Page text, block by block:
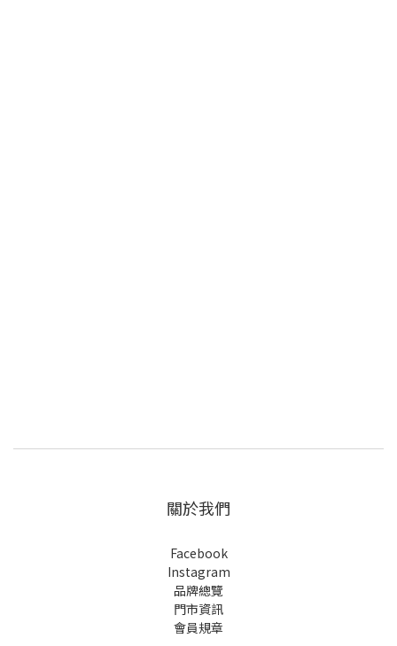
關於我們
Facebook
Instagram
品牌總覽
門市資訊
會員規章